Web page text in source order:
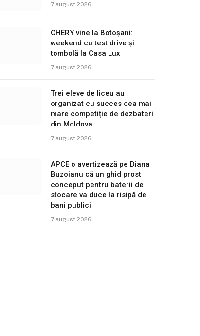
7 august 2026
CHERY vine la Botoșani:
weekend cu test drive și
tombolă la Casa Lux
7 august 2026
Trei eleve de liceu au
organizat cu succes cea mai
mare competiție de dezbateri
din Moldova
7 august 2026
APCE o avertizează pe Diana
Buzoianu că un ghid prost
conceput pentru baterii de
stocare va duce la risipă de
bani publici
7 august 2026